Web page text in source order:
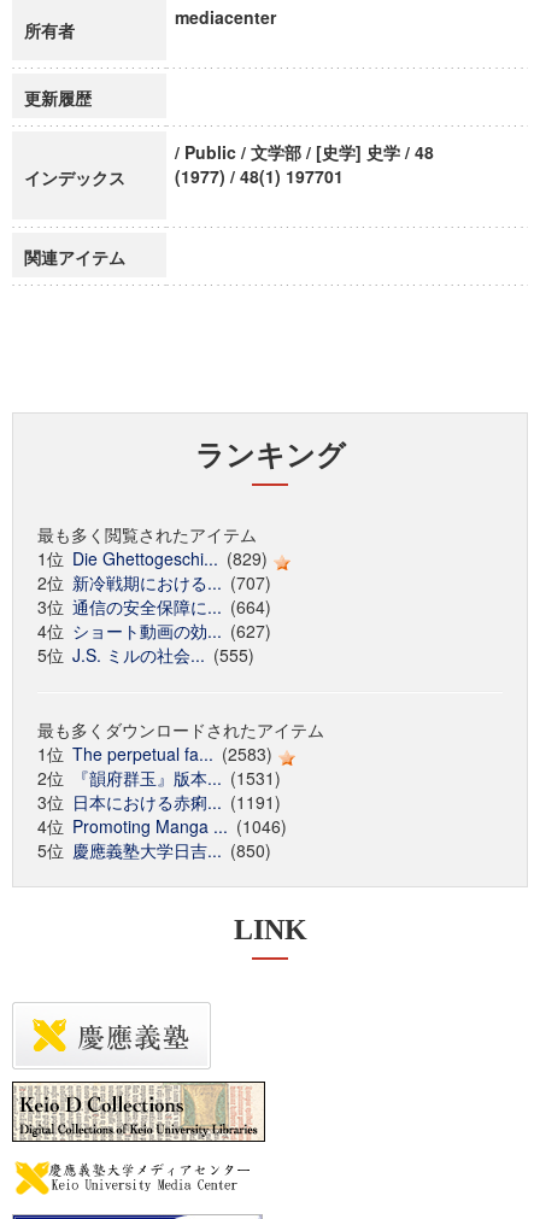
所有者
mediacenter
更新履歴
インデックス
/ Public / 文学部 / [史学] 史学 / 48
(1977) / 48(1) 197701
関連アイテム
ランキング
最も多く閲覧されたアイテム
1位 Die Ghettogeschi... (829)
2位 新冷戦期における... (707)
3位 通信の安全保障に... (664)
4位 ショート動画の効... (627)
5位 J.S. ミルの社会... (555)
最も多くダウンロードされたアイテム
1位 The perpetual fa... (2583)
2位
『韻府群玉』版本... (1531)
3位 日本における赤痢... (1191)
4位 Promoting Manga ... (1046)
5位 慶應義塾大学日吉... (850)
LINK